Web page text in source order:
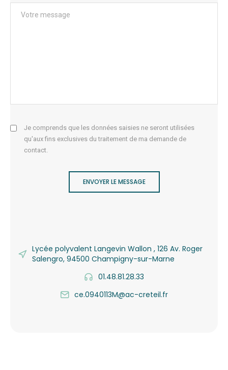
Je comprends que les données saisies ne seront utilisées
qu'aux fins exclusives du traitement de ma demande de
contact.
ENVOYER LE MESSAGE
Lycée polyvalent Langevin Wallon , 126 Av. Roger
Salengro, 94500 Champigny-sur-Marne
01.48.81.28.33
ce.0940113M@ac-creteil.fr